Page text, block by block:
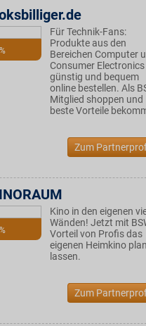
Für Technik-Fans:
Produkte aus den
Bereichen Computer
Consumer Electronics
günstig und bequem
online bestellen. Als
Mitglied shoppen und
beste Vorteile
Zum
Kino in den eigenen
Wänden! Jetzt mit
Vorteil von Profis das
eigenen Heimkino
lassen.
Zum